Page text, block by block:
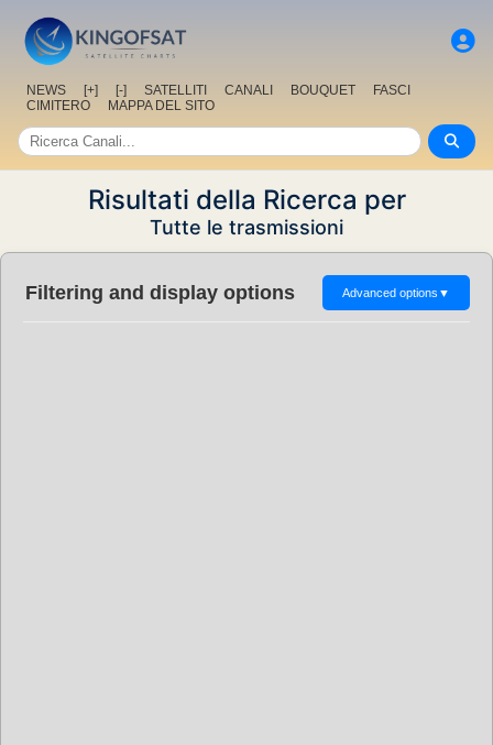
NEWS [+] [-] SATELLITI CANALI BOUQUET
FASCI
CIMITERO
MAPPA DEL SITO
Risultati della Ricerca per
Tutte le trasmissioni
Filtering and display options Advanced options ▼